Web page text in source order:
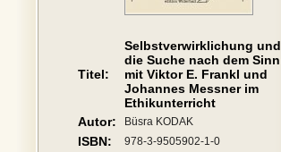
Titel:
Selbstverwirklichung und
die Suche nach dem Sinn
mit Viktor E. Frankl und
Johannes Messner im
Ethikunterricht
Autor:
Büsra KODAK
ISBN: 978-3-9505902-1-0